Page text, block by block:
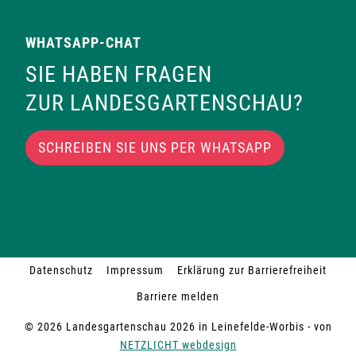
WHATSAPP-CHAT
SIE HABEN FRAGEN
ZUR LANDESGARTENSCHAU?
SCHREIBEN SIE UNS PER WHATSAPP
© 2026 Landesgartenschau 2026 in Leinefelde-Worbis - von
NETZLICHT webdesign
Datenschutz Impressum
Erklärung zur Barrierefreiheit
Barriere melden